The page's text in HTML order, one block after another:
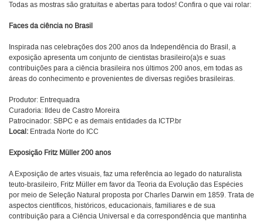
Todas as mostras são gratuitas e abertas para todos! Confira o que vai rolar:
Faces da ciência no Brasil
Inspirada nas celebrações dos 200 anos da Independência do Brasil, a
exposição apresenta um conjunto de cientistas brasileiro(a)s e suas
contribuições para a ciência brasileira nos últimos 200 anos, em todas as
áreas do conhecimento e provenientes de diversas regiões brasileiras.
Produtor: Entrequadra
Curadoria: Ildeu de Castro Moreira
Patrocinador: SBPC e as demais entidades da ICTP.br
Local: Entrada Norte do ICC
Exposição Fritz Müller 200 anos
A Exposição de artes visuais, faz uma referência ao legado do naturalista
teuto-brasileiro, Fritz Müller em favor da Teoria da Evolução das Espécies
por meio de Seleção Natural proposta por Charles Darwin em 1859. Trata de
aspectos científicos, históricos, educacionais, familiares e de sua
contribuição para a Ciência Universal e da correspondência que mantinha